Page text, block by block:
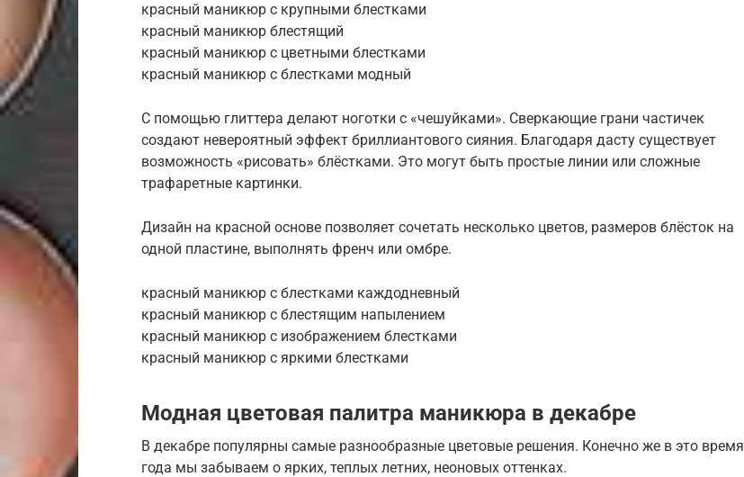
красный маникюр с крупными блестками
красный маникюр блестящий
красный маникюр с цветными блестками
красный маникюр с блестками модный
С помощью глиттера делают ноготки с «чешуйками». Сверкающие грани частичек
создают невероятный эффект бриллиантового сияния. Благодаря дасту существует
возможность «рисовать» блёстками. Это могут быть простые линии или сложные
трафаретные картинки.
Дизайн на красной основе позволяет сочетать несколько цветов, размеров блёсток на
одной пластине, выполнять френч или омбре.
красный маникюр с блестками каждодневный
красный маникюр с блестящим напылением
красный маникюр с изображением блестками
красный маникюр с яркими блестками
Модная цветовая палитра маникюра в декабре
В декабре популярны самые разнообразные цветовые решения. Конечно же в это время
года мы забываем о ярких, теплых летних, неоновых оттенках.